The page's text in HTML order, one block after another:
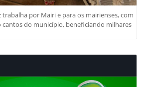
por Mairi e para os mairienses, com
cantos do município, beneficiando milhares